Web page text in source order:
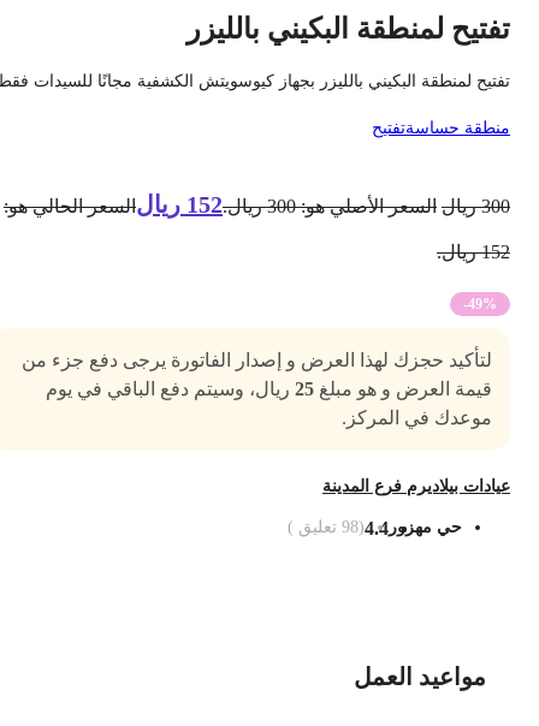
لمنطقة البكيني بالليزر
لمنطقة البكيني بالليزر بجهاز كيوسويتش الكشفية مجانًا للسيدات فقط
حساسةتفتيح
ريال السعر الأصلي هو: 300 ريال. 152 ريال السعر الحالي هو:
-49%
لتأكيد حجزك لهذا العرض و إصدار الفاتورة يرجى دفع جزء من
قيمة العرض و هو مبلغ25ريال، وسيتم دفع الباقي في يوم
موعدك في المركز.
بيلاديرم فرع المدينة
حي مهزور4.4
(
98تعليق )
مواعيد العمل